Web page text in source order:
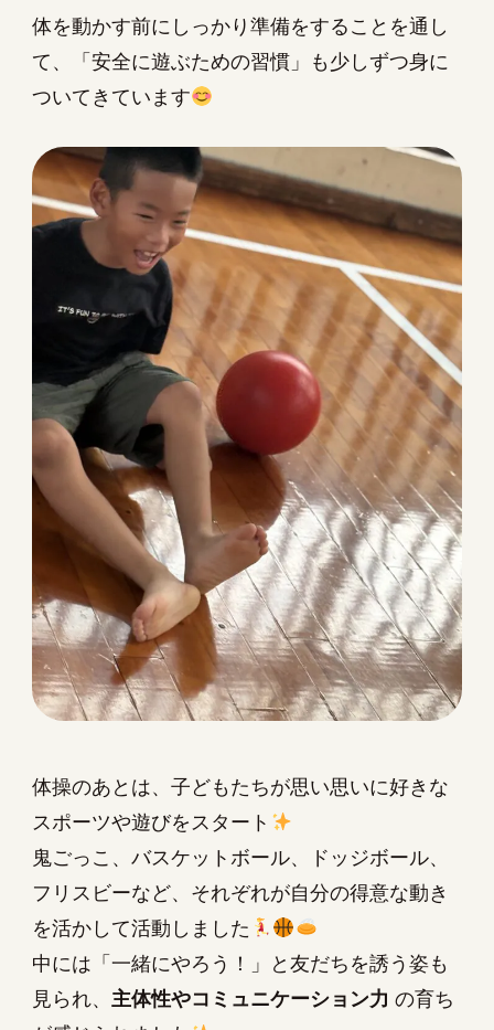
体を動かす前にしっかり準備をすることを通し
て、「安全に遊ぶための習慣」も少しずつ身に
ついてきています
体操のあとは、子どもたちが思い思いに好きな
スポーツや遊びをスタート
鬼ごっこ、バスケットボール、ドッジボール、
フリスビーなど、それぞれが自分の得意な動き
を活かして活動しました
中には「一緒にやろう！」と友だちを誘う姿も
見られ、 主体性やコミュニケーション力 の育ち